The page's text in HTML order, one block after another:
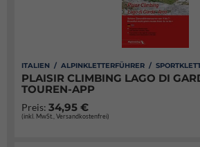
ITALIEN / ALPINKLETTERFÜHRER /
PLAISIR CLIMBING LAGO DI
TOUREN-APP
Preis: 34,95 €
(inkl. MwSt., Versandkostenfrei)